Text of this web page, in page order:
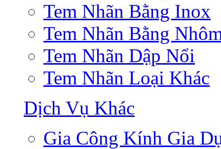
Tem Nhãn Bằng Inox
Tem Nhãn Bằng
Tem Nhãn Dập Nổi
Tem Nhãn Loại Khác
Dịch Vụ Khác
Gia Công Kính Gia